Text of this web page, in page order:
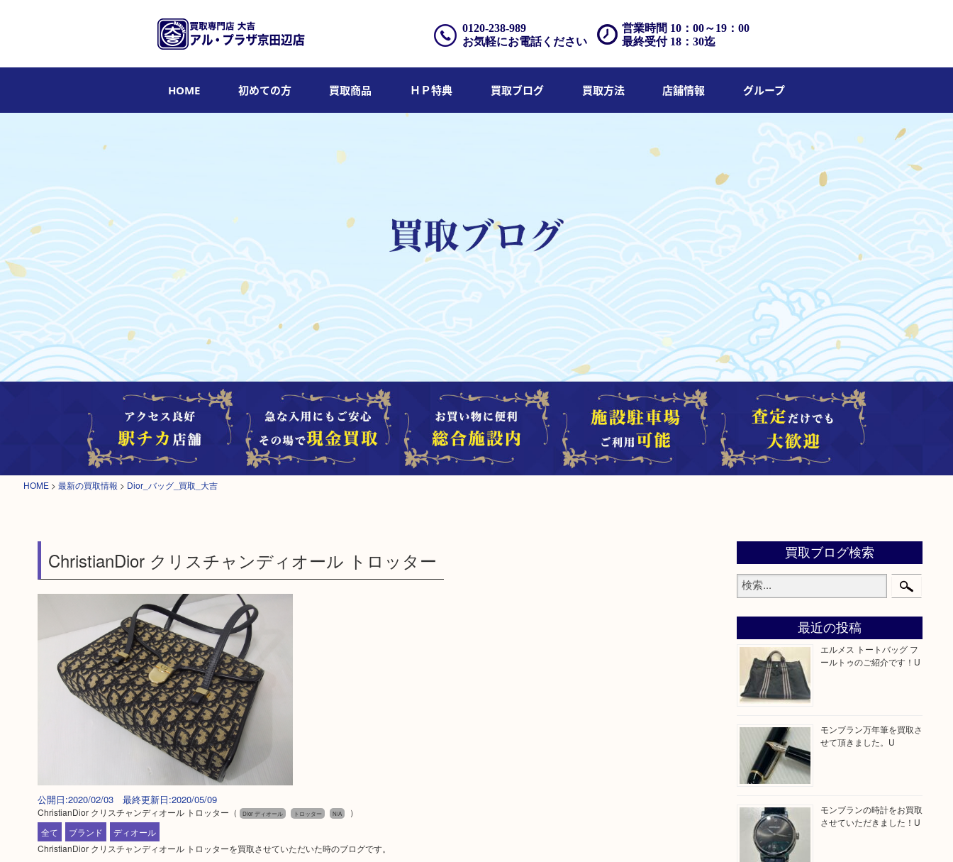
営業時間 10：00～19：00
最終受付 18：30迄
0120-238-989
お気軽にお電話ください
HOME 初めての方 買取商品 ＨＰ特典 買取ブログ 買取方法 店舗情報 グループ
HOME > 最新の買取情報 > Dior_バッグ_買取_大吉
ChristianDior クリスチャンディオール トロッター
公開日:2020/02/03 最終更新日:2020/05/09
ChristianDior クリスチャンディオール トロッター （ Dior ディオール トロッター N/A
）
全て
ブランド
ディオール
ChristianDior クリスチャンディオール トロッターを買取させていただいた時のブログです。
買取ブログ検索
最近の投稿
エルメス トートバッグ フ
ールトゥのご紹介です！U
モンブラン万年筆を買取さ
せて頂きました。U
モンブランの時計をお買取
させていただきました！U